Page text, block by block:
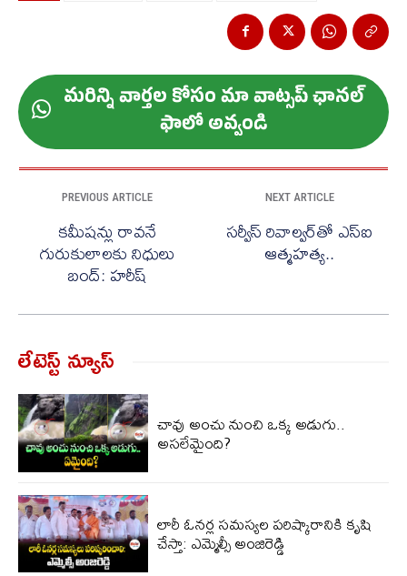
మ‌రిన్ని వార్త‌ల కోసం మా వాట్స‌ప్ ఛాన‌ల్
ఫాలో అవ్వండి
PREVIOUS ARTICLE
కమీషన్లు రావనే
గురుకులాలకు నిధులు
బంద్: హరీష్
NEXT ARTICLE
సర్వీస్ రివాల్వర్‌తో ఎస్ఐ
ఆత్మహత్య..
లేటెస్ట్ న్యూస్‌
చావు అంచు నుంచి ఒక్క అడుగు..
అసలేమైంది?
లారీ ఓనర్ల సమస్యల పరిష్కారానికి కృషి
చేస్తా: ఎమ్మెల్సీ అంజిరెడ్డి